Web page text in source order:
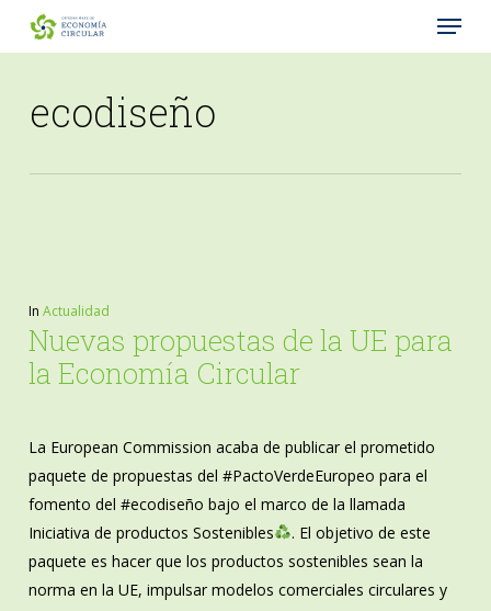
Menu
ecodiseño
In Actualidad
Nuevas propuestas de la UE para
la Economía Circular
La European Commission acaba de publicar el prometido
paquete de propuestas del #PactoVerdeEuropeo para el
fomento del #ecodiseño bajo el marco de la llamada
Iniciativa de productos Sostenibles
. El objetivo de este
paquete es hacer que los productos sostenibles sean la
norma en la UE, impulsar modelos comerciales circulares y